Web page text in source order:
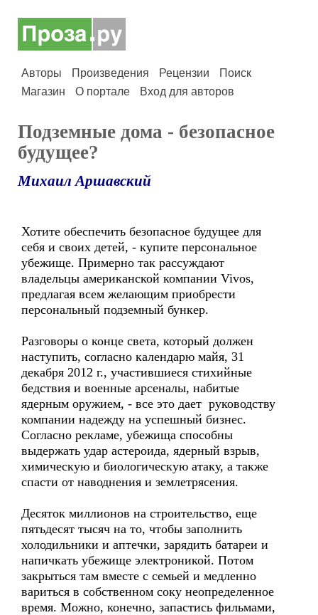
Авторы Произведения Рецензии
Поиск
Магазин
О портале Вход для авторов
Подземные дома - безопасное
будущее?
Михаил Аршавский
Хотите обеспечить безопасное будущее для
себя и своих детей, - купите персональное
убежище. Примерно так рассуждают
владельцы американской компании Vivos,
предлагая всем желающим приобрести
персональный подземный бункер.
Разговоры о конце света, который должен
наступить, согласно календарю майя, 31
декабря 2012 г., участившиеся стихийные
бедствия и военные арсеналы, набитые
ядерным оружием, - все это дает руководству
компании надежду на успешный бизнес.
Согласно рекламе, убежища способны
выдержать удар астероида, ядерный взрыв,
химическую и биологическую атаку, а также
спасти от наводнения и землетрясения.
Десяток миллионов на строительство, еще
пятьдесят тысяч на то, чтобы заполнить
холодильники и аптечки, зарядить батареи и
напичкать убежище электроникой. Потом
закрыться там вместе с семьей и медленно
вариться в собственном соку неопределенное
время. Можно, конечно, запастись фильмами,